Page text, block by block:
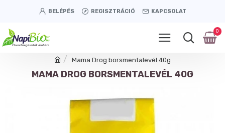
BELÉPÉS REGISZTRÁCIÓ KAPCSOLAT
0
Mama Drog borsmentalevél 40g
MAMA DROG BORSMENTALEVÉL 40G